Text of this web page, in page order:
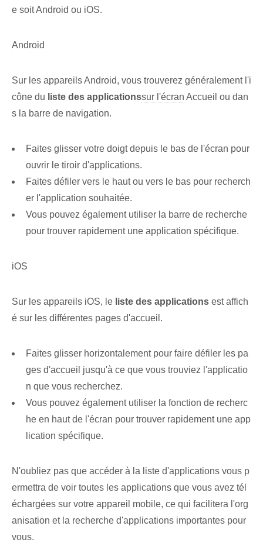
e soit Android ou iOS.
Android
Sur les appareils Android, vous trouverez généralement l'i
cône du liste des applicationssur l'écran Accueil ou dan
s la barre de navigation.
Faites glisser votre doigt depuis le bas de l'écran pour
ouvrir le tiroir d'applications.
Faites défiler vers le haut ou vers le bas pour recherch
er⁢ l'application souhaitée.
Vous pouvez également utiliser la barre de recherche
pour trouver rapidement une application spécifique.
iOS
Sur les appareils ‌iOS, le liste des applications est affich
é sur les⁢ différentes pages d'accueil.
Faites glisser⁢ horizontalement pour faire défiler les pa
ges d'accueil jusqu'à ce que vous trouviez l'applicatio
n que vous recherchez.
Vous pouvez également utiliser la fonction de recherc
he en haut de l'écran pour trouver rapidement une app
lication spécifique.
N'oubliez pas⁢ que ⁤accéder⁢ à la ⁢liste d'applications⁢ vous p
ermettra de voir toutes les applications ⁢que vous avez tél
échargées sur votre ‌appareil mobile, ce qui facilitera⁤ l'org
anisation et⁢ la recherche d'applications importantes pour
vous.